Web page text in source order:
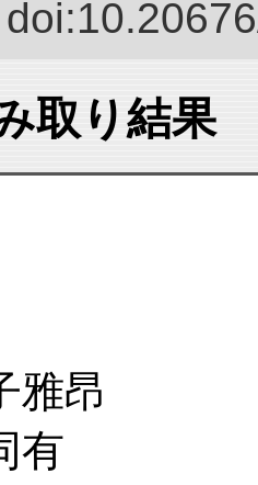
取り結果
雅昂
有